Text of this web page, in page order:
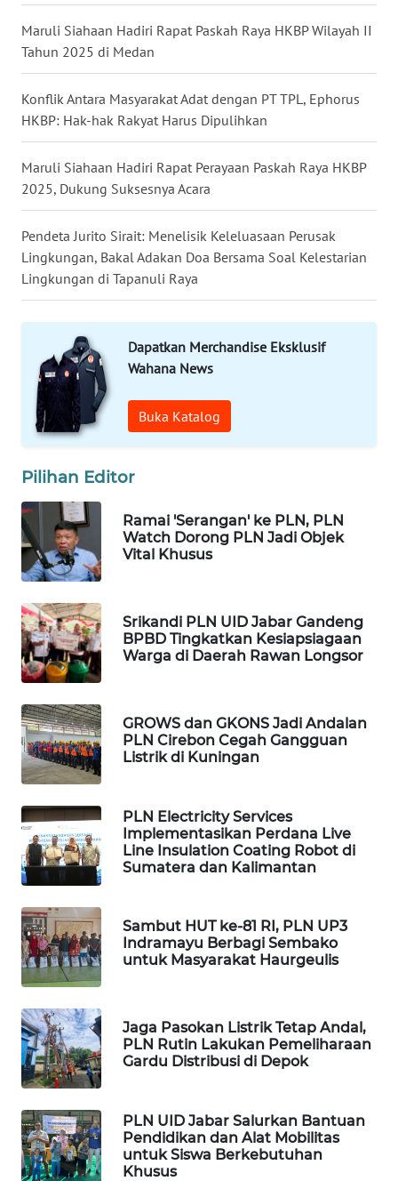
Maruli Siahaan Hadiri Rapat Paskah Raya HKBP Wilayah II
Tahun 2025 di Medan
Konflik Antara Masyarakat Adat dengan PT TPL, Ephorus
HKBP: Hak-hak Rakyat Harus Dipulihkan
Maruli Siahaan Hadiri Rapat Perayaan Paskah Raya HKBP
2025, Dukung Suksesnya Acara
Pendeta Jurito Sirait: Menelisik Keleluasaan Perusak
Lingkungan, Bakal Adakan Doa Bersama Soal Kelestarian
Lingkungan di Tapanuli Raya
Dapatkan Merchandise Eksklusif
Wahana News
Buka Katalog
Pilihan Editor
Ramai 'Serangan' ke PLN, PLN
Watch Dorong PLN Jadi Objek
Vital Khusus
Srikandi PLN UID Jabar Gandeng
BPBD Tingkatkan Kesiapsiagaan
Warga di Daerah Rawan Longsor
GROWS dan GKONS Jadi Andalan
PLN Cirebon Cegah Gangguan
Listrik di Kuningan
PLN Electricity Services
Implementasikan Perdana Live
Line Insulation Coating Robot di
Sumatera dan Kalimantan
Sambut HUT ke-81 RI, PLN UP3
Indramayu Berbagi Sembako
untuk Masyarakat Haurgeulis
Jaga Pasokan Listrik Tetap Andal,
PLN Rutin Lakukan Pemeliharaan
Gardu Distribusi di Depok
PLN UID Jabar Salurkan Bantuan
Pendidikan dan Alat Mobilitas
untuk Siswa Berkebutuhan
Khusus
WN
KALTENG
WN
KALTARA
WN
KALSEL
WN
KALTIM
WN
SULSEL
WN
GORONTALO
WN
WN
MALUKU
WN
MALUT
WN
DAIRI
DANAU
TOBA
WN
WN
LANGKAT
WN
TAPANULI
SELATAN
TANJUNG
LESUNG
WN
WN
SIMALUNGUN